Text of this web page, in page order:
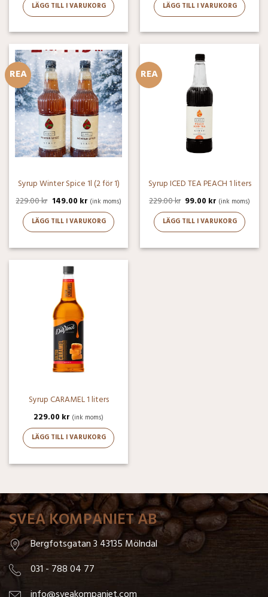
LÄGG TILL I VARUKORG
LÄGG TILL I VARUKORG
REA
Syrup Winter Spice 1l (2 för 1)
229.00kr 149.00 kr (ink moms)
LÄGG TILL I VARUKORG
REA
Syrup ICED TEA PEACH 1 liters
229.00kr 99.00 kr (ink moms)
LÄGG TILL I VARUKORG
Syrup CARAMEL 1 liters
229.00 kr (ink moms)
LÄGG TILL I VARUKORG
SVEA KOMPANIET AB
Bergfotsgatan 3 43135 Mölndal
031 - 788 04 77